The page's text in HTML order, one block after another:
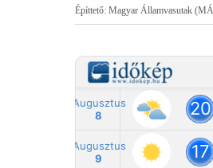
Építtető: Magyar Államvasutak